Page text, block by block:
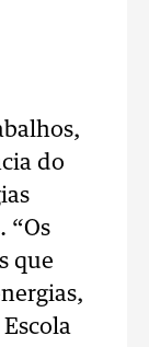
do
“Os
que